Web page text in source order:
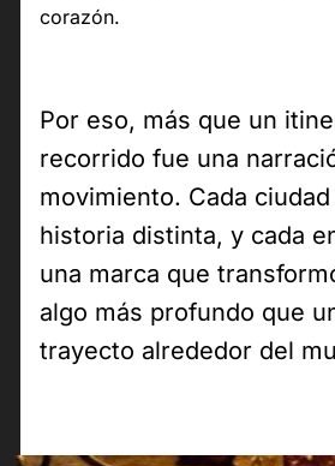
corazón.
Por eso, más que un
recorrido fue una
movimiento. Cada
historia distinta, y cada
una marca que
algo más profundo que
trayecto alrededor del